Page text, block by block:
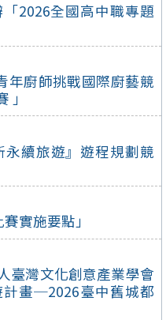
2026全國高中職專題
年廚師挑戰國際廚藝競
」
永續旅遊』遊程規劃競
實施要點」
臺灣文化創意產業學會
畫─2026臺中舊城都